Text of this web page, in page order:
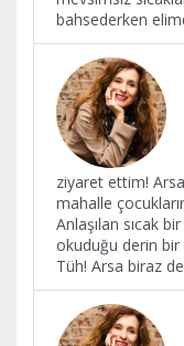
bahsederken
ziyaret ettim!
mahalle
Anlaşılan sıcak
okuduğu derin bir
Tüh! Arsa biraz